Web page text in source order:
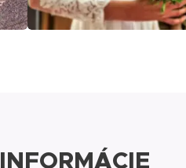
INFORMÁCIE